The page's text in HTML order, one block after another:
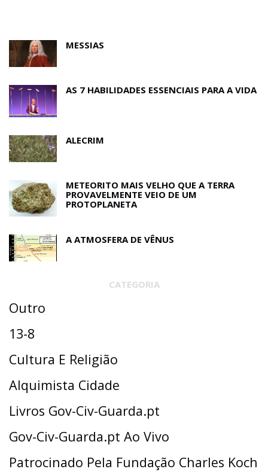
MESSIAS
AS 7 HABILIDADES ESSENCIAIS PARA A VIDA
ALECRIM
METEORITO MAIS VELHO QUE A TERRA
PROVAVELMENTE VEIO DE UM
PROTOPLANETA
A ATMOSFERA DE VÊNUS
CATEGORIA
Outro
13-8
Cultura E Religião
Alquimista Cidade
Livros Gov-Civ-Guarda.pt
Gov-Civ-Guarda.pt Ao Vivo
Patrocinado Pela Fundação Charles Koch